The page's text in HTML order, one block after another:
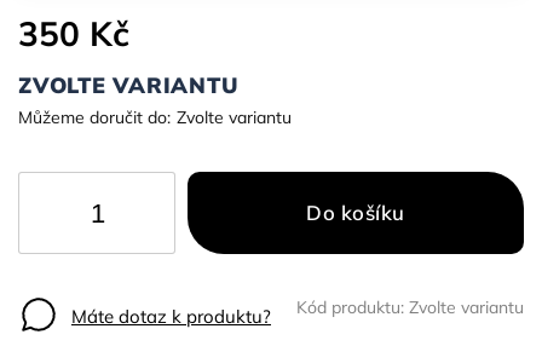
350 Kč
ZVOLTE VARIANTU
Můžeme doručit do: Zvolte variantu
Do košíku
Máte dotaz k produktu? Kód produktu: Zvolte variantu